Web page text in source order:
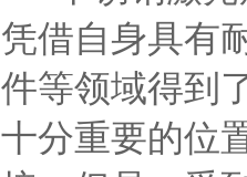
凭借自身具有
件等领域得到
十分重要的位